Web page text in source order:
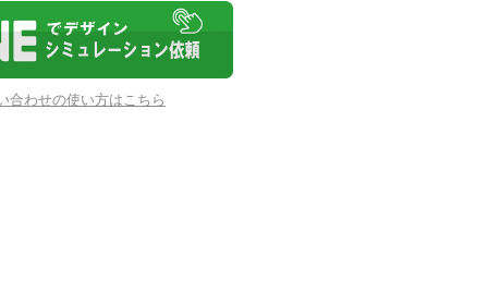
合わせの使い方はこちら